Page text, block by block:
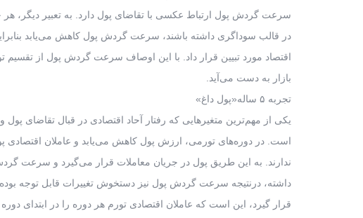
سرعت گردش پول ارتباط عکسی با تقاضای پول دارد. به تعبیر دیگر، هر
در قالب سوداگری داشته باشند، سرعت گردش پول کاهش می‌یابد
اقتصاد مورد تبیین قرار داد. با این اوصاف سرعت گردش پول از
بازار به دست می‌آید.
تجربه ۵ ساله«پول داغ»
یکی از مهم‌ترین متغیر‌هایی که رفتار آحاد اقتصادی در قبال تقاضای
است. در دوره‌های تورمی، ارزش پول کاهش می‌یابد و عاملان اقتصادی
ندارند. به این طریق پول در جریان معاملات قرار می‌گیرد و سرعت
داشته، درنتیجه سرعت گردش پول نیز دستخوش تغییرات قابل توجه
قرار گیرد، این است که عاملان اقتصادی تورم هر دوره را در ابتدای